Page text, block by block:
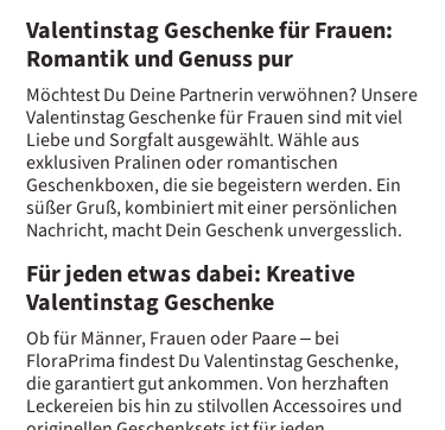
Valentinstag Geschenke für Frauen:
Romantik und Genuss pur
Möchtest Du Deine Partnerin verwöhnen? Unsere
Valentinstag Geschenke für Frauen sind mit viel
Liebe und Sorgfalt ausgewählt. Wähle aus
exklusiven Pralinen oder romantischen
Geschenkboxen, die sie begeistern werden. Ein
süßer Gruß, kombiniert mit einer persönlichen
Nachricht, macht Dein Geschenk unvergesslich.
Für jeden etwas dabei: Kreative
Valentinstag Geschenke
Ob für Männer, Frauen oder Paare – bei
FloraPrima findest Du Valentinstag Geschenke,
die garantiert gut ankommen. Von herzhaften
Leckereien bis hin zu stilvollen Accessoires und